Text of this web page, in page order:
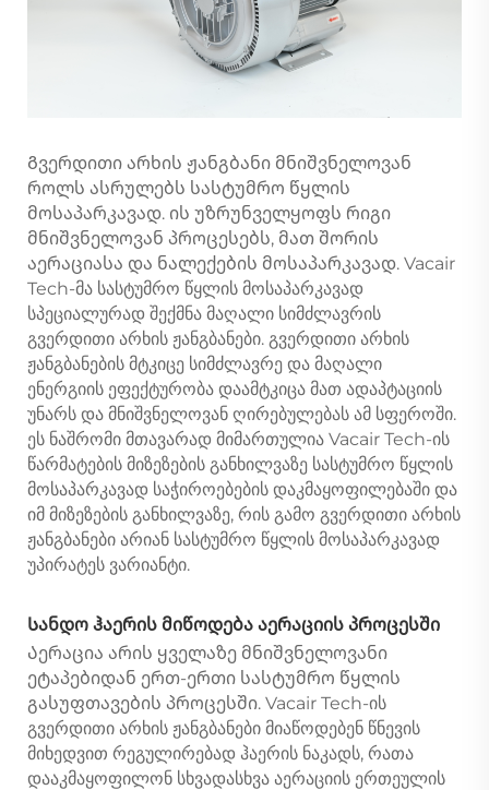
Გვერდითი არხის ჟანგბანი მნიშვნელოვან
როლს ასრულებს სასტუმრო წყლის
მოსაპარკავად. ის უზრუნველყოფს რიგი
მნიშვნელოვან პროცესებს, მათ შორის
აერაციასა და ნალექების მოსაპარკავად. Vacair
Tech-მა სასტუმრო წყლის მოსაპარკავად
სპეციალურად შექმნა მაღალი სიმძლავრის
გვერდითი არხის ჟანგბანები. გვერდითი არხის
ჟანგბანების მტკიცე სიმძლავრე და მაღალი
ენერგიის ეფექტურობა დაამტკიცა მათ ადაპტაციის
უნარს და მნიშვნელოვან ღირებულებას ამ სფეროში.
ეს ნაშრომი მთავარად მიმართულია Vacair Tech-ის
წარმატების მიზეზების განხილვაზე სასტუმრო წყლის
მოსაპარკავად საჭიროებების დაკმაყოფილებაში და
იმ მიზეზების განხილვაზე, რის გამო გვერდითი არხის
ჟანგბანები არიან სასტუმრო წყლის მოსაპარკავად
უპირატეს ვარიანტი.
Სანდო ჰაერის მიწოდება აერაციის პროცესში
Აერაცია არის ყველაზე მნიშვნელოვანი
ეტაპებიდან ერთ-ერთი სასტუმრო წყლის
გასუფთავების პროცესში. Vacair Tech-ის
გვერდითი არხის ჟანგბანები მიაწოდებენ წნევის
მიხედვით რეგულირებად ჰაერის ნაკადს, რათა
დააკმაყოფილონ სხვადასხვა აერაციის ერთეულის